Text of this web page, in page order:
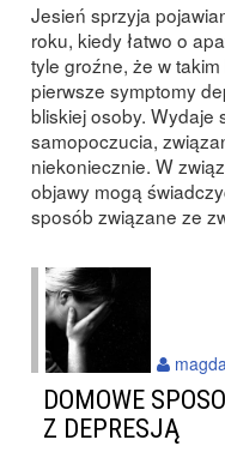
Jesień sprzyja
roku, kiedy łatwo o
tyle groźne, że w
pierwsze symptomy
bliskiej osoby. Wydaje
samopoczucia,
niekoniecznie. W
objawy mogą
sposób związane ze
DOMOWE
Z DEPRESJĄ